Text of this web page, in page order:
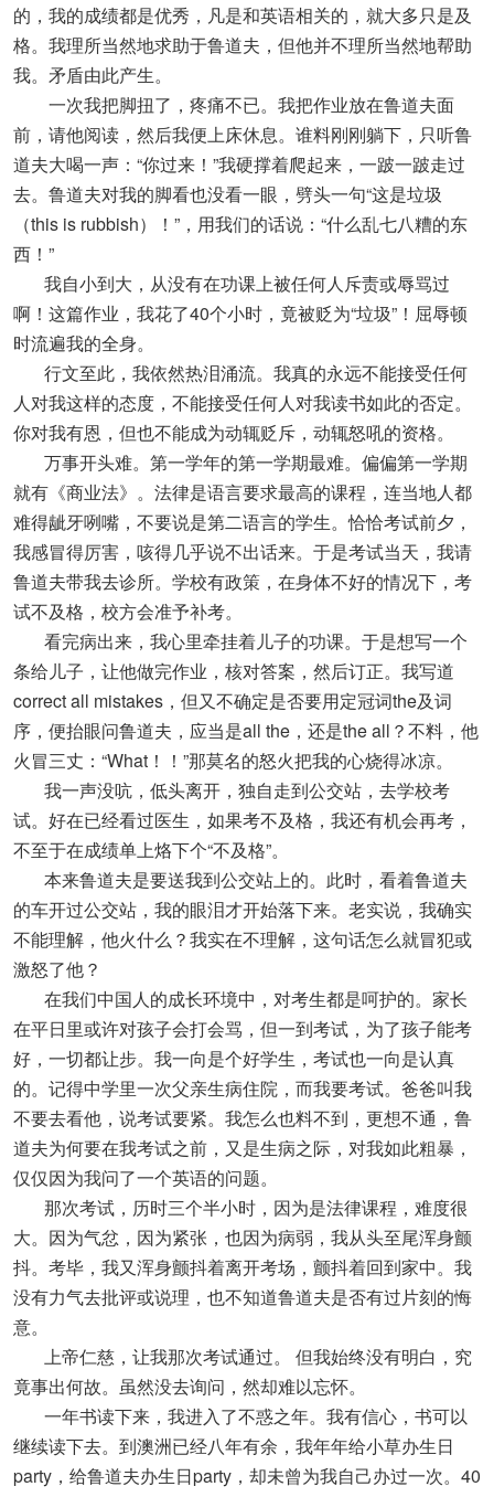
的，我的成绩都是优秀，凡是和英语相关的，就大多只是及
格。我理所当然地求助于鲁道夫，但他并不理所当然地帮助
我。矛盾由此产生。
一次我把脚扭了，疼痛不已。我把作业放在鲁道夫面
前，请他阅读，然后我便上床休息。谁料刚刚躺下，只听鲁
道夫大喝一声：“你过来！”我硬撑着爬起来，一跛一跛走过
去。鲁道夫对我的脚看也没看一眼，劈头一句“这是垃圾
（this is rubbish）！”，用我们的话说：“什么乱七八糟的东
西！”
我自小到大，从没有在功课上被任何人斥责或辱骂过
啊！这篇作业，我花了40个小时，竟被贬为“垃圾”！屈辱顿
时流遍我的全身。
行文至此，我依然热泪涌流。我真的永远不能接受任何
人对我这样的态度，不能接受任何人对我读书如此的否定。
你对我有恩，但也不能成为动辄贬斥，动辄怒吼的资格。
万事开头难。第一学年的第一学期最难。偏偏第一学期
就有《商业法》。法律是语言要求最高的课程，连当地人都
难得龇牙咧嘴，不要说是第二语言的学生。恰恰考试前夕，
我感冒得厉害，咳得几乎说不出话来。于是考试当天，我请
鲁道夫带我去诊所。学校有政策，在身体不好的情况下，考
试不及格，校方会准予补考。
看完病出来，我心里牵挂着儿子的功课。于是想写一个
条给儿子，让他做完作业，核对答案，然后订正。我写道
correct all mistakes，但又不确定是否要用定冠词the及词
序，便抬眼问鲁道夫，应当是all the，还是the all？不料，他
火冒三丈：“What！！”那莫名的怒火把我的心烧得冰凉。
我一声没吭，低头离开，独自走到公交站，去学校考
试。好在已经看过医生，如果考不及格，我还有机会再考，
不至于在成绩单上烙下个“不及格”。
本来鲁道夫是要送我到公交站上的。此时，看着鲁道夫
的车开过公交站，我的眼泪才开始落下来。老实说，我确实
不能理解，他火什么？我实在不理解，这句话怎么就冒犯或
激怒了他？
在我们中国人的成长环境中，对考生都是呵护的。家长
在平日里或许对孩子会打会骂，但一到考试，为了孩子能考
好，一切都让步。我一向是个好学生，考试也一向是认真
的。记得中学里一次父亲生病住院，而我要考试。爸爸叫我
不要去看他，说考试要紧。我怎么也料不到，更想不通，鲁
道夫为何要在我考试之前，又是生病之际，对我如此粗暴，
仅仅因为我问了一个英语的问题。
那次考试，历时三个半小时，因为是法律课程，难度很
大。因为气忿，因为紧张，也因为病弱，我从头至尾浑身颤
抖。考毕，我又浑身颤抖着离开考场，颤抖着回到家中。我
没有力气去批评或说理，也不知道鲁道夫是否有过片刻的悔
意。
上帝仁慈，让我那次考试通过。 但我始终没有明白，究
竟事出何故。虽然没去询问，然却难以忘怀。
一年书读下来，我进入了不惑之年。我有信心，书可以
继续读下去。到澳洲已经八年有余，我年年给小草办生日
party，给鲁道夫办生日party，却未曾为我自己办过一次。40